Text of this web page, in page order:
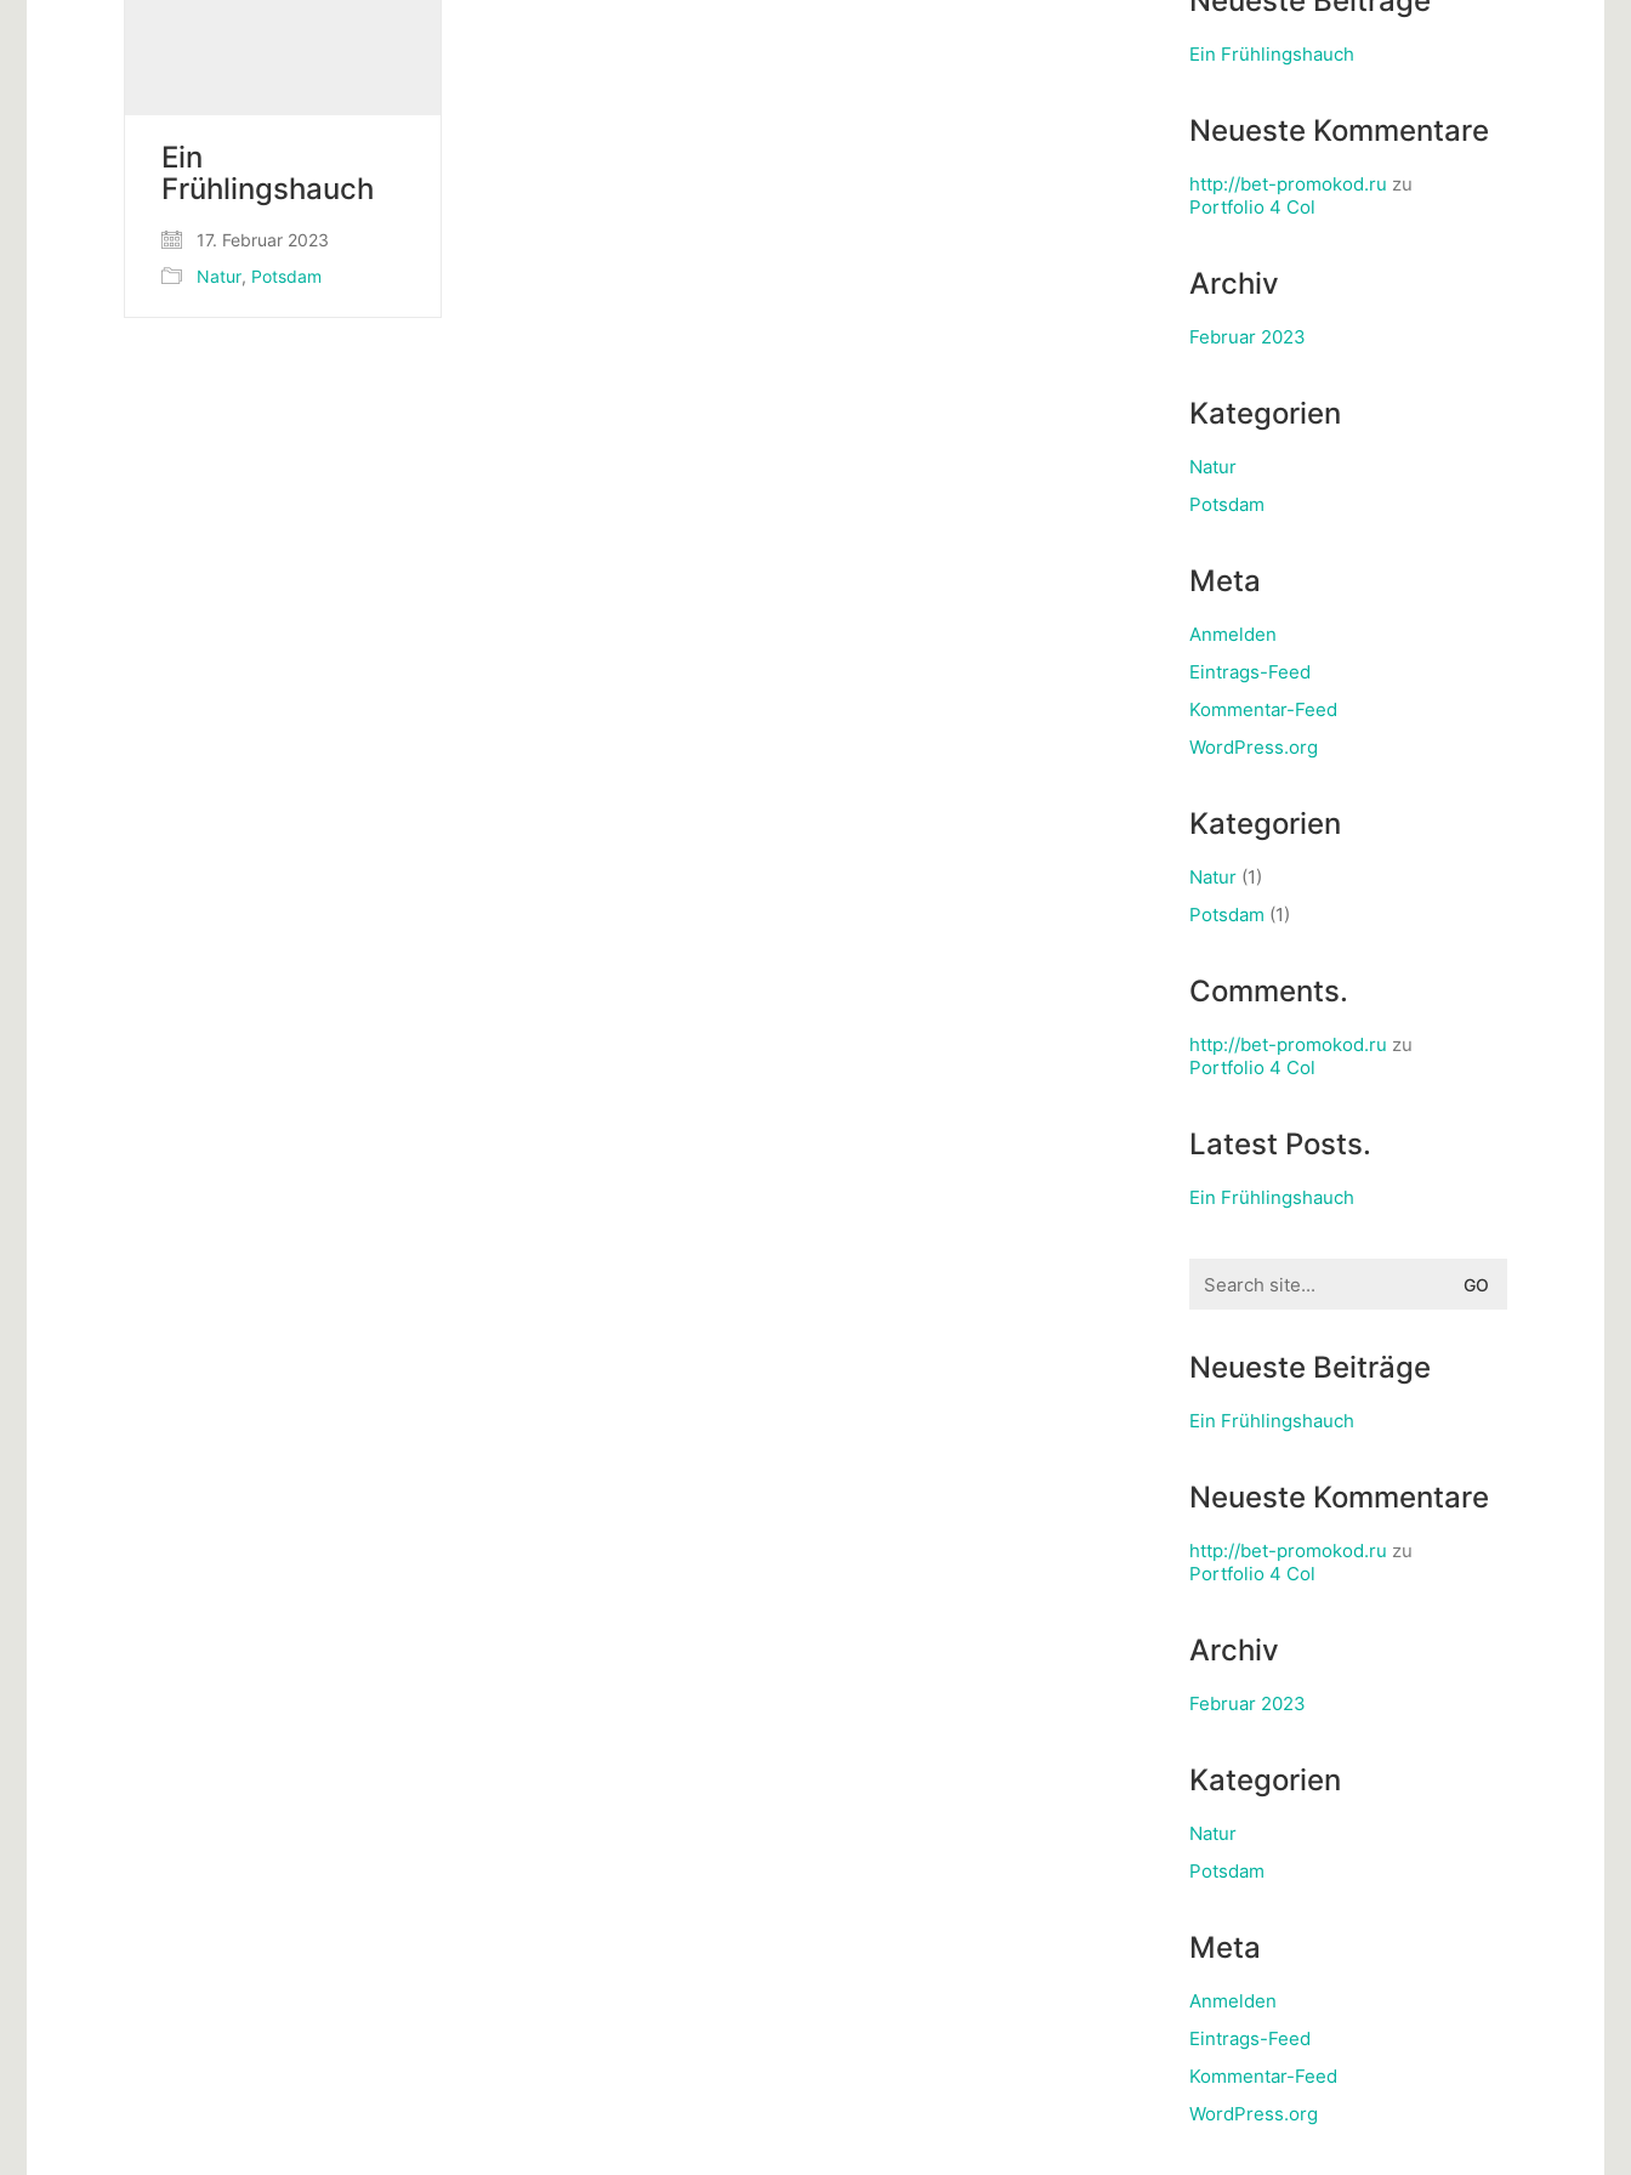
Ein
Frühlingshauch
17. Februar 2023
Natur, Potsdam
Ein Frühlingshauch
Neueste Kommentare
http://bet-promokod.ru zu
Portfolio 4 Col
Archiv
Februar 2023
Kategorien
Natur
Potsdam
Meta
Anmelden
Eintrags-Feed
Kommentar-Feed
WordPress.org
Kategorien
Natur(1)
Potsdam (1)
Comments.
http://bet-promokod.ru zu
Portfolio 4 Col
Latest Posts.
Ein Frühlingshauch
for:
Neueste Beiträge
Ein Frühlingshauch
Neueste Kommentare
http://bet-promokod.ru zu
Portfolio 4 Col
Archiv
Februar 2023
Kategorien
Natur
Potsdam
Meta
Anmelden
Eintrags-Feed
Kommentar-Feed
WordPress.org